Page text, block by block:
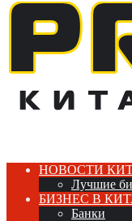
НОВОСТИ
Лучшие
БИЗНЕС В
Банки